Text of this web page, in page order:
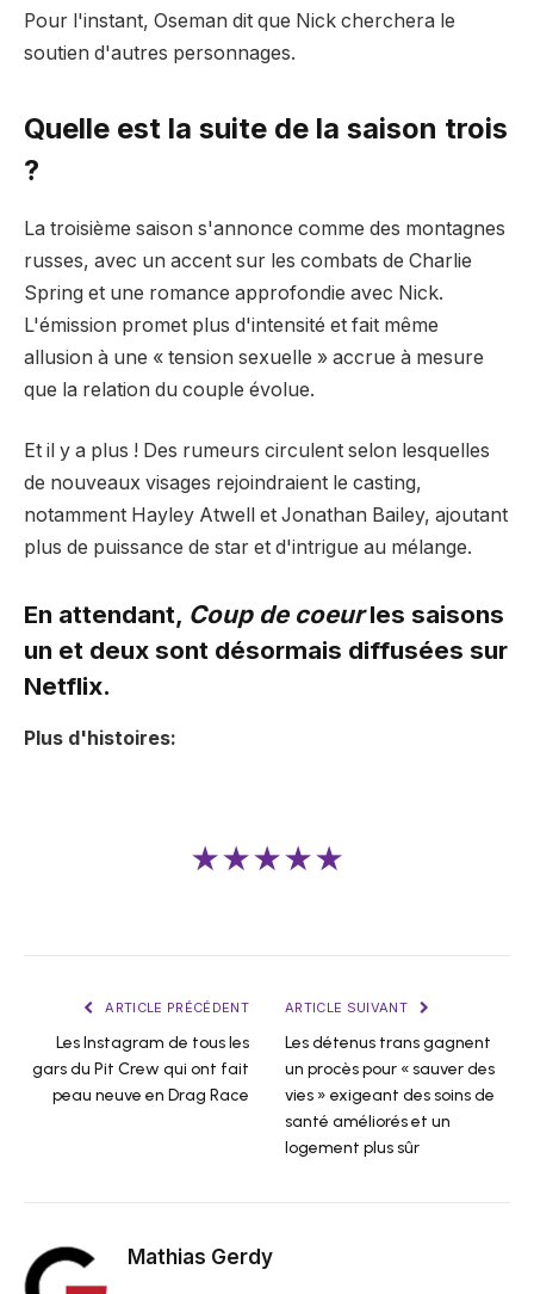
Pour l'instant, Oseman dit que Nick cherchera le
soutien d'autres personnages.
Quelle est la suite de la saison trois
?
La troisième saison s'annonce comme des montagnes
russes, avec un accent sur les combats de Charlie
Spring et une romance approfondie avec Nick.
L'émission promet plus d'intensité et fait même
allusion à une « tension sexuelle » accrue à mesure
que la relation du couple évolue.
Et il y a plus ! Des rumeurs circulent selon lesquelles
de nouveaux visages rejoindraient le casting,
notamment Hayley Atwell et Jonathan Bailey, ajoutant
plus de puissance de star et d'intrigue au mélange.
En attendant, Coup de coeurles saisons
un et deux sont désormais diffusées sur
Netflix.
Plus d'histoires:
★★★★★
ARTICLE PRÉCÉDENT
Les Instagram de tous les
gars du Pit Crew qui ont fait
peau neuve en Drag Race
ARTICLE SUIVANT
Les détenus trans gagnent
un procès pour « sauver des
vies » exigeant des soins de
santé améliorés et un
logement plus sûr
Mathias Gerdy